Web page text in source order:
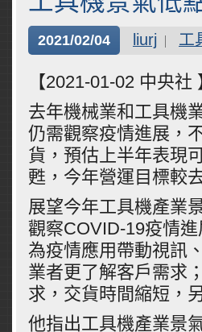
2021/02/04 liurj 工
【2021-01-02 中央社
去年機械業和工具機
仍需觀察疫情進展，
貨，預估上半年表現
甦，今年營運目標較
展望今年工具機產業
觀察COVID-19疫情
為疫情應用帶動視訊
業者更了解客戶需求
求，交貨時間縮短，
他指出工具機產業景